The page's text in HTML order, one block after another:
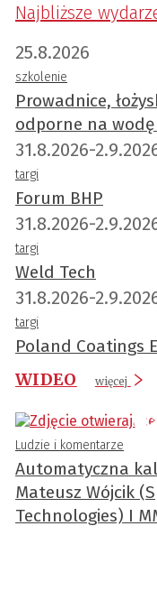
Najbliższe
25.8.2026
szkolenie
Prowadnice,
odporne na
31.8.2026-
targi
Forum BHP
31.8.2026-
targi
Weld Tech
31.8.2026-
targi
Poland Coatings
WIDEO
więcej
Ludzie i komentarze
Automatyczna
Mateusz Wójcik
Technologies) I